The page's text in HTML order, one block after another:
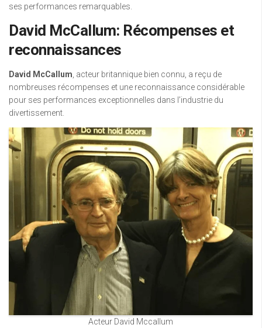
ses performances remarquables.
David McCallum: Récompenses et
reconnaissances
David McCallum , acteur britannique bien connu, a reçu de
nombreuses récompenses et une reconnaissance considérable
pour ses performances exceptionnelles dans l’industrie du
divertissement.
Acteur David Mccallum